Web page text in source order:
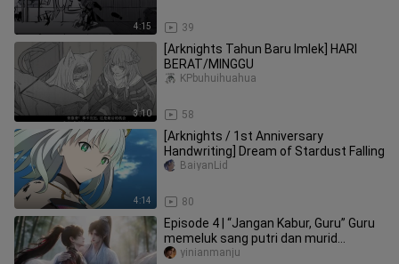
4:15 39
3:10
[Arknights Tahun Baru Imlek] HARI
BERAT/MINGGU
58
KPbuhuihuahua
4:14
[Arknights / 1st Anniversary
Handwriting] Dream of Stardust Falling
80
BaiyanLid
Episode 4 | “Jangan Kabur, Guru” Guru
memeluk sang putri dan murid
kecilnya
yinianmanju